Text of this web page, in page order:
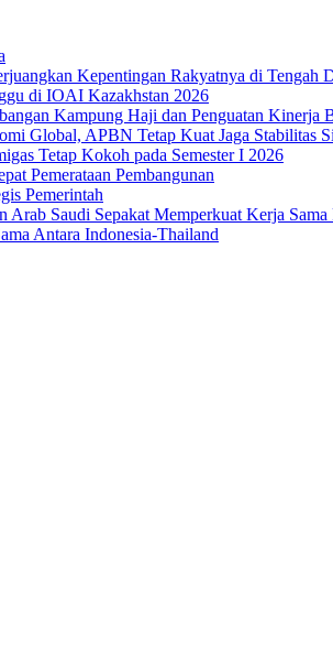
Kepentingan Rakyatnya di Tengah
di IOAI Kazakhstan 2026
Kampung Haji dan Penguatan Kinerja
Global, APBN Tetap Kuat Jaga Stabilitas
Tetap Kokoh pada Semester I 2026
Pemerataan Pembangunan
Pemerintah
Saudi Sepakat Memperkuat Kerja
Antara Indonesia-Thailand